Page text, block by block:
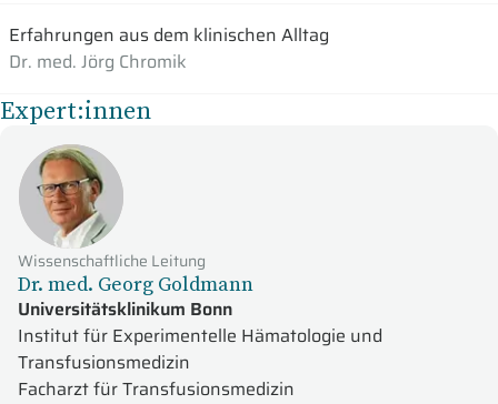
Erfahrungen aus dem klinischen Alltag
Dr. med. Jörg Chromik
Expert:innen
Wissenschaftliche Leitung
Dr. med. Georg Goldmann
Universitätsklinikum Bonn
Institut für Experimentelle Hämatologie und
Transfusionsmedizin
Facharzt für Transfusionsmedizin